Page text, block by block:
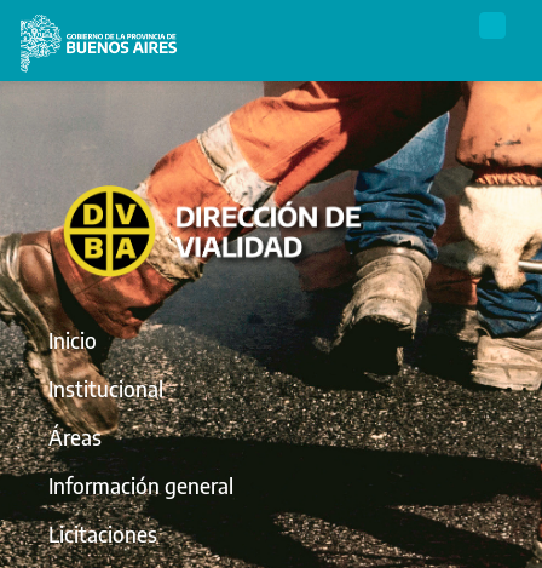
Inicio
Institucional
Áreas
Información general
Licitaciones